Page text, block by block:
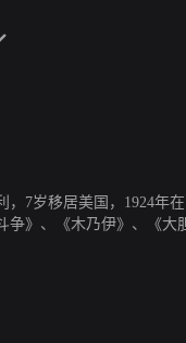
，7岁移居美国，1924年
争》、《木乃伊》、《大